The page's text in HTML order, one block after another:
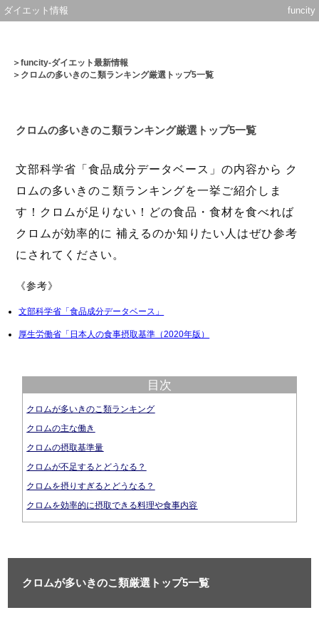
ダイエット情報 funcity
＞funcity-ダイエット最新情報
＞クロムの多いきのこ類ランキング厳選トップ5一覧
クロムの多いきのこ類ランキング厳選トップ5一覧
文部科学省「食品成分データベース」の内容から ク
ロムの多いきのこ類ランキングを一挙ご紹介しま
す！クロムが足りない！どの食品・食材を食べれば
クロムが効率的に 補えるのか知りたい人はぜひ参考
にされてください。
《参考》
文部科学省「食品成分データベース」
厚生労働省「日本人の食事摂取基準（2020年版）
目次
クロムが多いきのこ類ランキング
クロムの主な働き
クロムの摂取基準量
クロムが不足するとどうなる？
クロムを摂りすぎるとどうなる？
クロムを効率的に摂取できる料理や食事内容
クロムが多いきのこ類厳選トップ5一覧